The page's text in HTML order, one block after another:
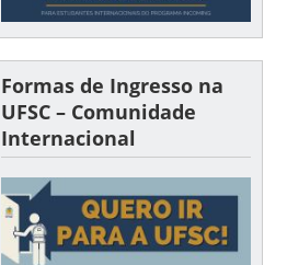
Formas de Ingresso na
UFSC – Comunidade
Internacional